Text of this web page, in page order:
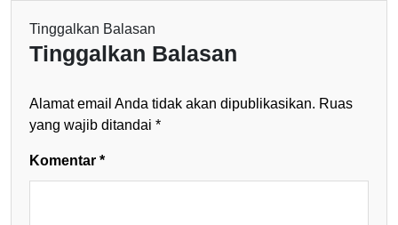
Tinggalkan Balasan
Tinggalkan Balasan
Alamat email Anda tidak akan dipublikasikan. Ruas
yang wajib ditandai *
Komentar *